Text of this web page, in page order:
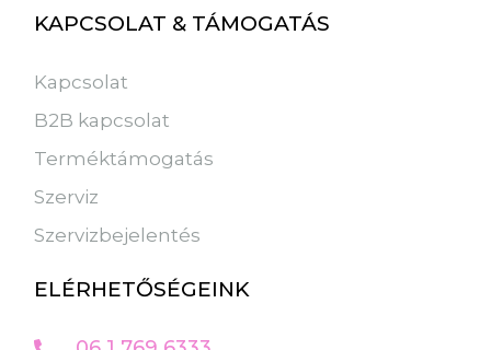
KAPCSOLAT & TÁMOGATÁS
Kapcsolat
B2B kapcsolat
Terméktámogatás
Szerviz
Szervizbejelentés
ELÉRHETŐSÉGEINK